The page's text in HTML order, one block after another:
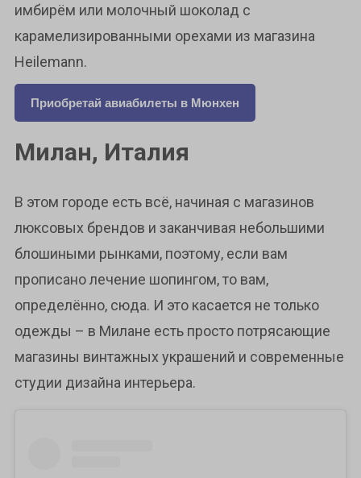
имбирём или молочный шоколад с
карамелизированными орехами из магазина
Heilemann.
Приобретай авиабилеты в Мюнхен
Милан, Италия
В этом городе есть всё, начиная с магазинов
люксовых брендов и заканчивая небольшими
блошиными рынками, поэтому, если вам
прописано лечение шопингом, то вам,
определённо, сюда. И это касается не только
одежды – в Милане есть просто потрясающие
магазины винтажных украшений и современные
студии дизайна интерьера.